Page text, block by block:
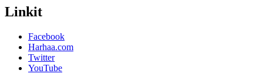
Linkit
Facebook
Harhaa.com
Twitter
YouTube